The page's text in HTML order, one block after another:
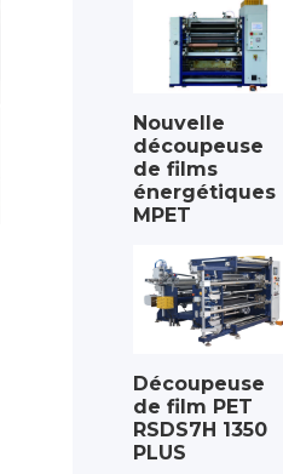
Nouvelle
découpeuse
de films
énergétiques
MPET
Découpeuse
de film PET
RSDS7H 1350
PLUS